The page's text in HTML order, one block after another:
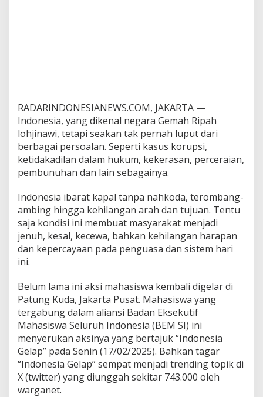
RADARINDONESIANEWS.COM, JAKARTA —
Indonesia, yang dikenal negara Gemah Ripah
lohjinawi, tetapi seakan tak pernah luput dari
berbagai persoalan. Seperti kasus korupsi,
ketidakadilan dalam hukum, kekerasan, perceraian,
pembunuhan dan lain sebagainya.
Indonesia ibarat kapal tanpa nahkoda, terombang-
ambing hingga kehilangan arah dan tujuan. Tentu
saja kondisi ini membuat masyarakat menjadi
jenuh, kesal, kecewa, bahkan kehilangan harapan
dan kepercayaan pada penguasa dan sistem hari
ini.
Belum lama ini aksi mahasiswa kembali digelar di
Patung Kuda, Jakarta Pusat. Mahasiswa yang
tergabung dalam aliansi Badan Eksekutif
Mahasiswa Seluruh Indonesia (BEM SI) ini
menyerukan aksinya yang bertajuk “Indonesia
Gelap” pada Senin (17/02/2025). Bahkan tagar
“Indonesia Gelap” sempat menjadi trending topik di
X (twitter) yang diunggah sekitar 743.000 oleh
warganet.